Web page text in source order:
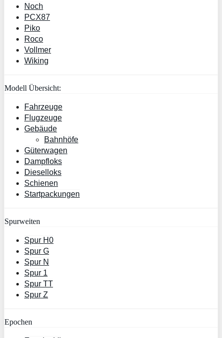
Noch
PCX87
Piko
Roco
Vollmer
Wiking
Modell Übersicht:
Fahrzeuge
Flugzeuge
Gebäude
Bahnhöfe
Güterwagen
Dampfloks
Dieselloks
Schienen
Startpackungen
Spurweiten
Spur H0
Spur G
Spur N
Spur 1
Spur TT
Spur Z
Epochen